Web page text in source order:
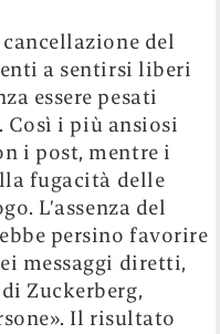
del
a sentirsi liberi
essere pesati
i più ansiosi
i post, mentre i
fugacità delle
L’assenza del
persino favorire
messaggi diretti,
Zuckerberg,
Il risultato